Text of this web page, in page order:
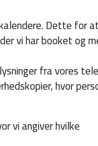
Dette for at
vi har booket og
fra vores
hvor
vi angiver hvilke